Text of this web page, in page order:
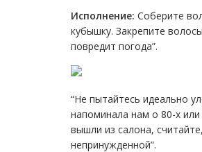
Исполнение: Соберите
кубышку. Закрепите
повредит погода”.
“Не пытайтесь идеально
напоминала нам о 80-х
вышли из салона,
непринужденной”.